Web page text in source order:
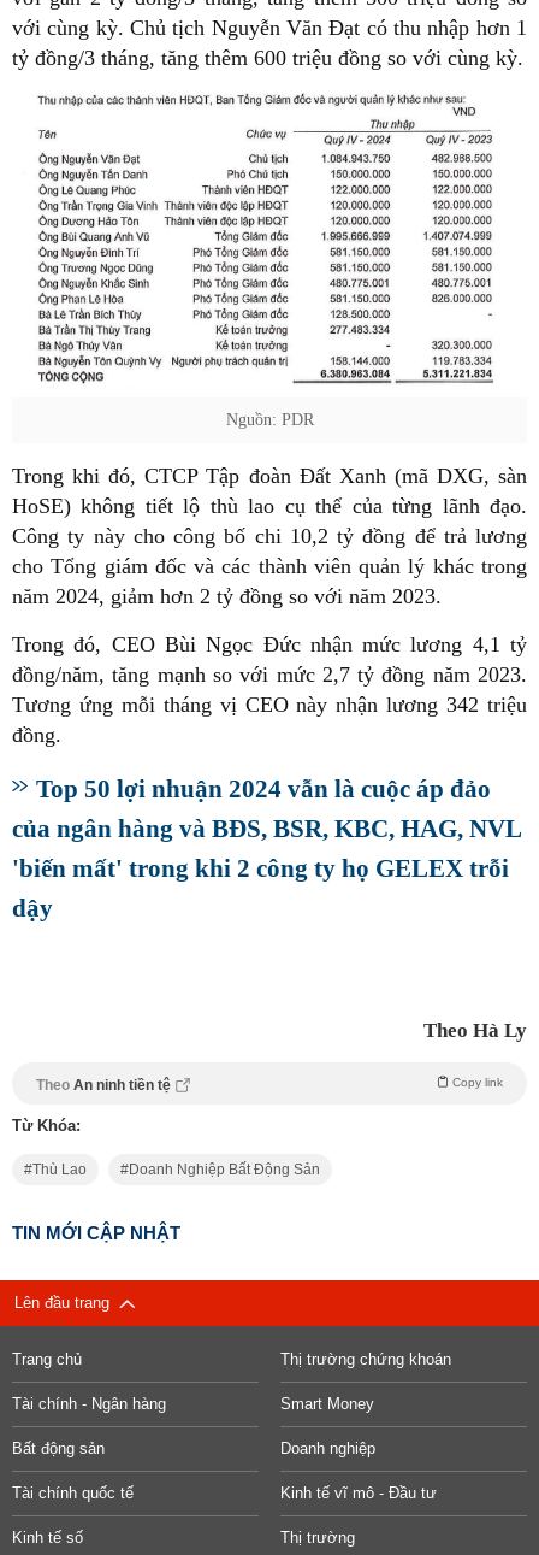
với cùng kỳ. Chủ tịch Nguyễn Văn Đạt có thu nhập hơn 1
tỷ đồng/3 tháng, tăng thêm 600 triệu đồng so với cùng kỳ.
Nguồn: PDR
Trong khi đó, CTCP Tập đoàn Đất Xanh (mã DXG, sàn
HoSE) không tiết lộ thù lao cụ thể của từng lãnh đạo.
Công ty này cho công bố chi 10,2 tỷ đồng để trả lương
cho Tổng giám đốc và các thành viên quản lý khác trong
năm 2024, giảm hơn 2 tỷ đồng so với năm 2023.
Trong đó, CEO Bùi Ngọc Đức nhận mức lương 4,1 tỷ
đồng/năm, tăng mạnh so với mức 2,7 tỷ đồng năm 2023.
Tương ứng mỗi tháng vị CEO này nhận lương 342 triệu
đồng.
Top 50 lợi nhuận 2024 vẫn là cuộc áp đảo
của ngân hàng và BĐS, BSR, KBC, HAG, NVL
'biến mất' trong khi 2 công ty họ GELEX trỗi
dậy
Theo Hà Ly
Theo An ninh tiền tệ Copy link
Từ Khóa:
Thù Lao Doanh Nghiệp Bất Động Sản
TIN MỚI CẬP NHẬT
Lên đầu trang
Trang chủ Thị trường chứng khoán
Tài chính - Ngân hàng Smart Money
Bất động sản Doanh nghiệp
Tài chính quốc tế Kinh tế vĩ mô - Đầu tư
Kinh tế số Thị trường